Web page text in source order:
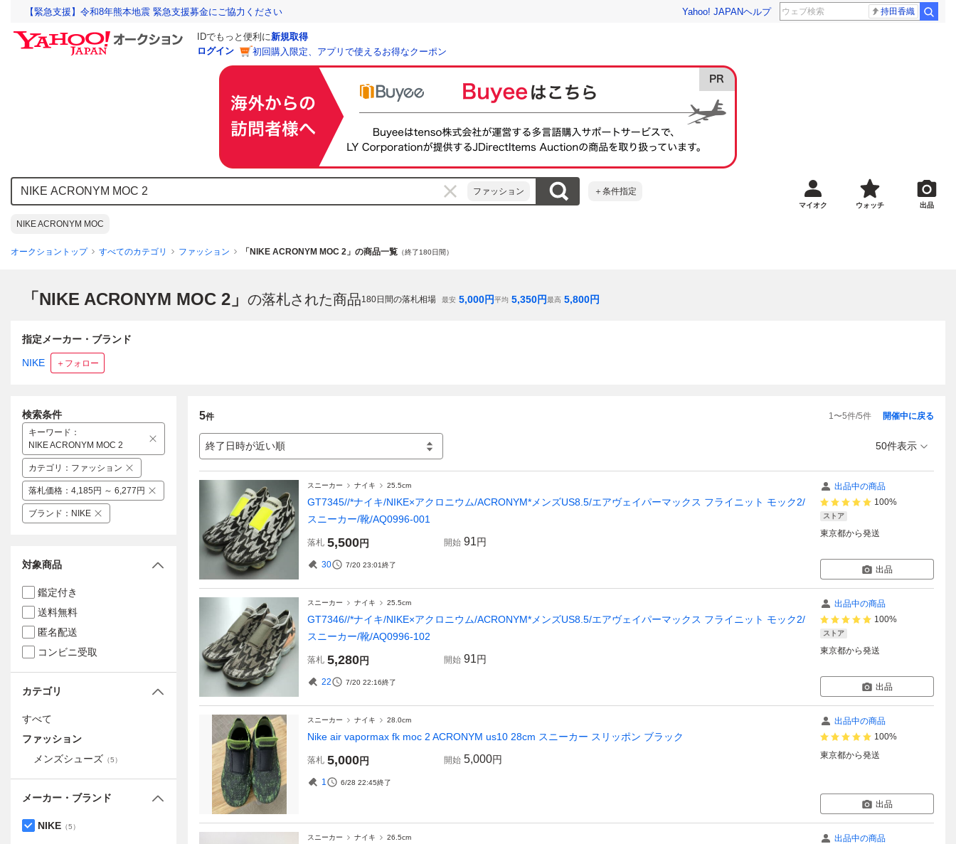
【緊急支援】令和8年熊本地震 緊急支援募金にご協力ください Yahoo! JAPANヘルプ 持田香織
IDでもっと便利に新規取得
ログイン
初回購入限定、アプリで使えるお得なクーポン
ファッション ＋条件指定
NIKE ACRONYM MOC
マイオク ウォッチ 出品
オークショントップ すべてのカテゴリ ファッション 「NIKE ACRONYM MOC 2」の商品一覧 （終了180日間）
「NIKE ACRONYM MOC 2」 の落札された商品180日間の落札相場 最安 5,000円平均 5,350円最高 5,800円
指定メーカー・ブランド
NIKE ＋フォロー
5件 1〜5件/5件
終了日時が近い順
開催中に戻る
50件表示
スニーカー ナイキ 25.5cm
GT7345//*ナイキ/NIKE×アクロニウム/ACRONYM*メンズUS8.5/エアヴェイパーマックス フライニット モック2/
スニーカー/靴/AQ0996-001
落札 5,500円 開始 91円
30 7/20 23:01終了
出品中の商品
100%
ストア
東京都から発送
出品
スニーカー ナイキ 25.5cm
GT7346//*ナイキ/NIKE×アクロニウム/ACRONYM*メンズUS8.5/エアヴェイパーマックス フライニット モック2/
スニーカー/靴/AQ0996-102
落札 5,280円 開始 91円
22 7/20 22:16終了
出品中の商品
100%
ストア
東京都から発送
出品
スニーカー ナイキ 28.0cm
Nike air vapormax fk moc 2 ACRONYM us10 28cm スニーカー スリッポン ブラック
落札 5,000円 開始 5,000円
1 6/28 22:45終了
出品中の商品
100%
東京都から発送
出品
スニーカー ナイキ 26.5cm
出品中の商品
検索条件
キーワード ：
NIKE ACRONYM MOC 2
カテゴリ ： ファッション
落札価格 ： 4,185円 ～ 6,277円
ブランド ： NIKE
対象商品
鑑定付き
送料無料
匿名配送
コンビニ受取
カテゴリ
すべて
ファッション
メンズシューズ （5）
メーカー・ブランド
NIKE （5）